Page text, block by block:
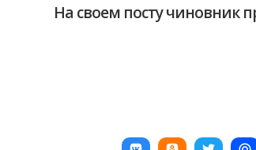
На своем посту чиновник